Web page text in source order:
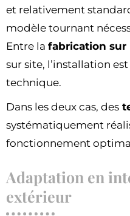
et relativement
modèle tournant
Entre la fabrication sur
sur site, l’installation
technique.
Dans les deux cas, des
systématiquement
fonctionnement
Adaptation en
extérieur